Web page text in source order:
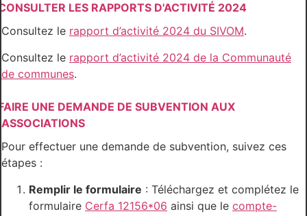
LES RAPPORTS D'ACTIVITÉ 2024
Consultez le rapport d’activité 2024 du SIVOM.
Consultez le rapport d’activité 2024 de la Communauté
de communes.
UNE DEMANDE DE SUBVENTION AUX
ASSOCIATIONS
Pour effectuer une demande de subvention, suivez ces
étapes :
Remplir le formulaire : Téléchargez et complétez le
formulaire Cerfa 12156*06 ainsi que le compte-